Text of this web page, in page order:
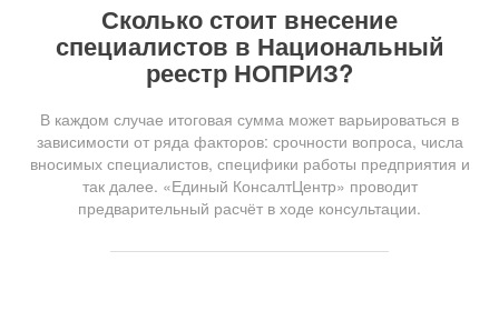
Сколько стоит внесение
специалистов в Национальный
реестр НОПРИЗ?
В каждом случае итоговая сумма может варьироваться в
зависимости от ряда факторов: срочности вопроса, числа
вносимых специалистов, специфики работы предприятия и
так далее. «Единый КонсалтЦентр» проводит
предварительный расчёт в ходе консультации.